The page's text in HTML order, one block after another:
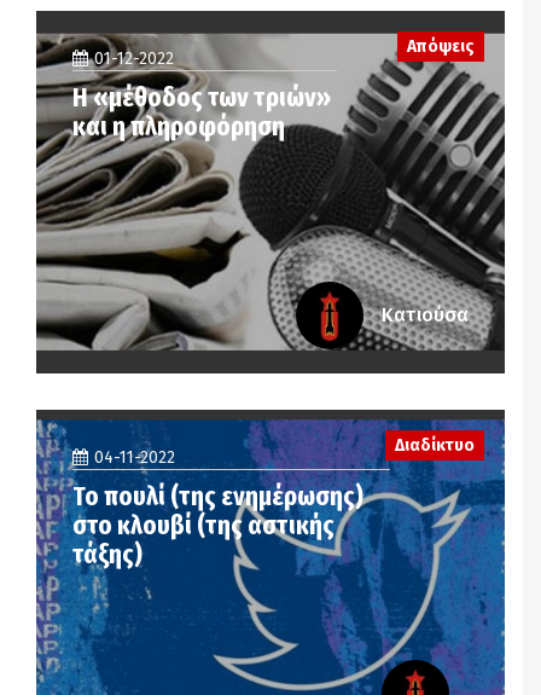
01-12-2022
Η «μέθοδος των τριών»
και η πληροφόρηση
Απόψεις
Κατιούσα
Διαδίκτυο
04-11-2022
Το πουλί (της ενημέρωσης)
στο κλουβί (της αστικής
τάξης)